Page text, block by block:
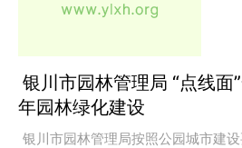
银川市园林管理局 “点线
年园林绿化建设
银川市园林管理局按照公园城市建